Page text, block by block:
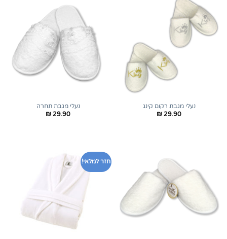
נעלי מגבת רקום קינג
₪ 29.90
נעלי מגבת תחרה
₪ 29.90
חזר למלאי!